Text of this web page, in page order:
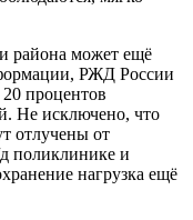
района может ещё
РЖД России
процентов
Не исключено, что
отлучены от
поликлинике и
нагрузка ещё